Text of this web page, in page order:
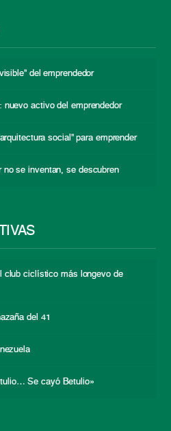
del emprendedor
nuevo activo del emprendedor
social” para emprender
no se inventan, se descubren
club ciclístico más longevo de
del 41
Se cayó Betulio»